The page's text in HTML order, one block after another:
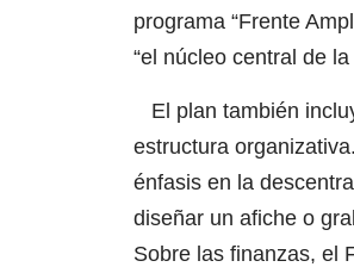
programa “Frente
“el núcleo central de
El plan también
estructura
énfasis en la
diseñar un afiche o
Sobre las finanzas, el